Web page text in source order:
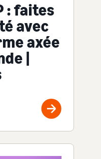
: faites
avec
axée
|